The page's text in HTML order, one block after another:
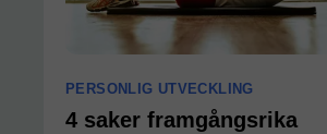
PERSONLIG UTVECKLING
4 saker framgångsrika